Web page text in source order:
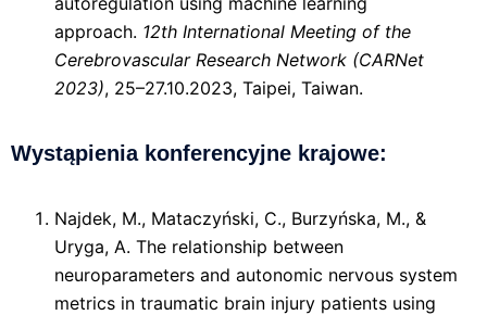
approach. 12th International Meeting of the
Cerebrovascular Research Network (CARNet
2023), 25–27.10.2023, Taipei, Taiwan.
Wystąpienia konferencyjne krajowe:
Najdek, M., Mataczyński, C., Burzyńska, M., &
Uryga, A. The relationship between
neuroparameters and autonomic nervous system
metrics in traumatic brain injury patients using